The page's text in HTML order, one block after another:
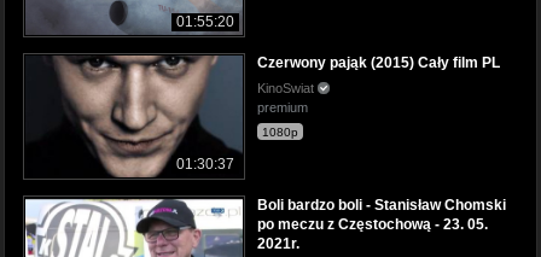
01:55:20
01:30:37
Czerwony pająk (2015) Cały film PL
KinoSwiat
premium
1080p
Boli bardzo boli - Stanisław Chomski
po meczu z Częstochową - 23. 05.
2021r.